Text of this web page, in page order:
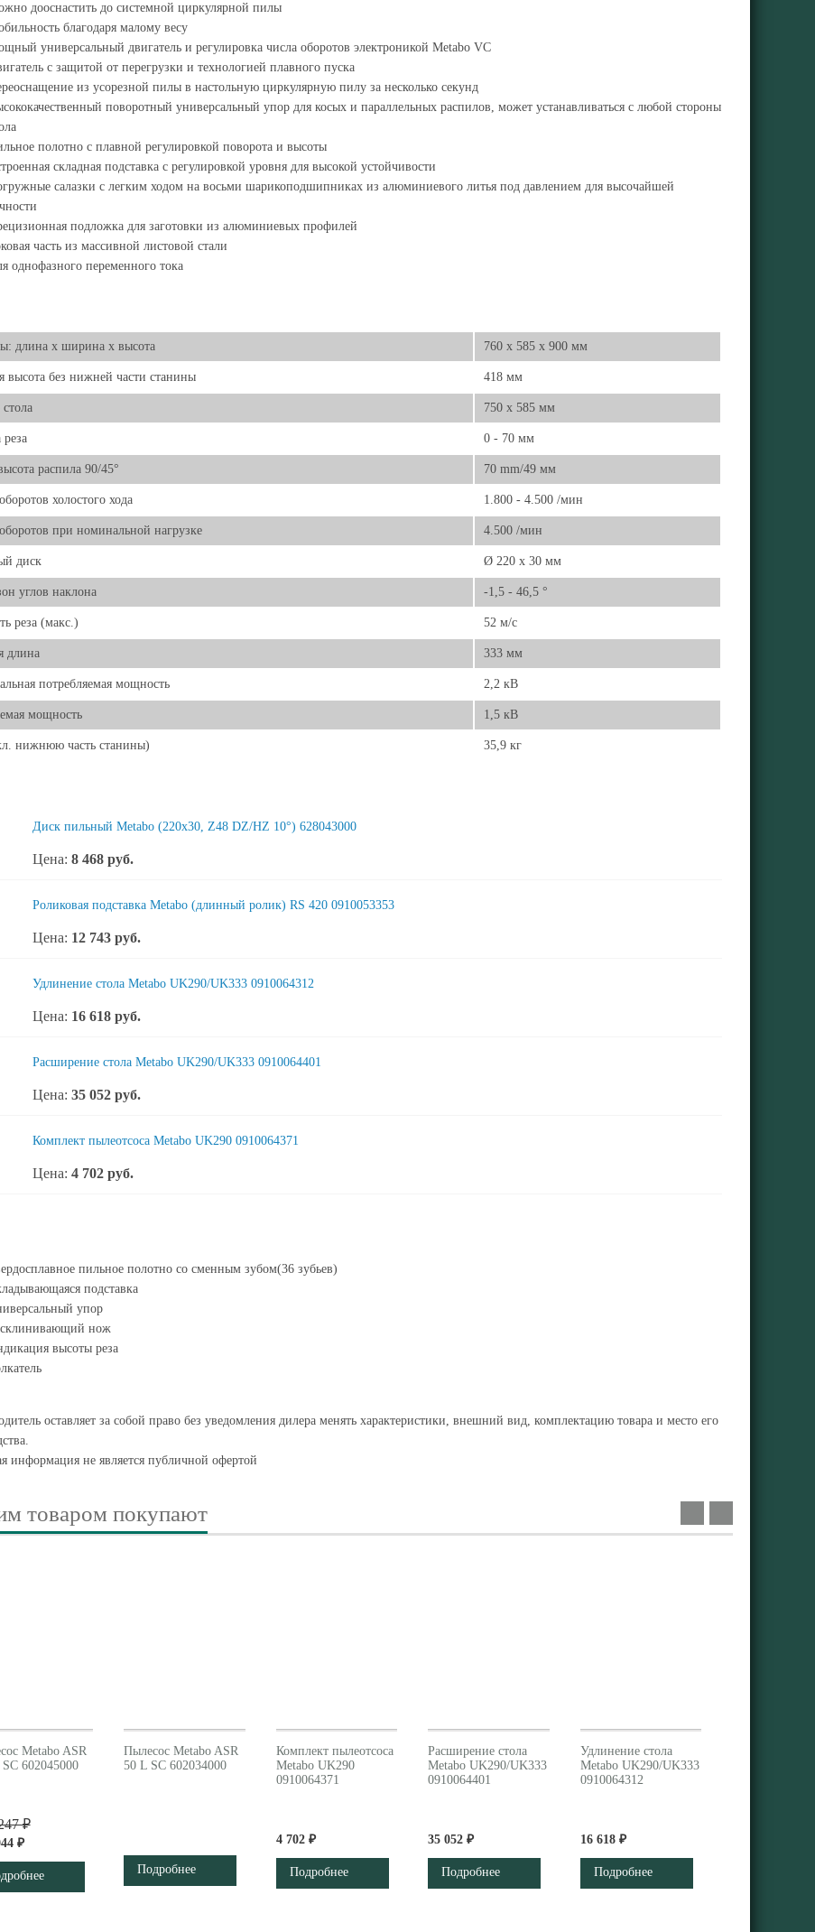
дооснастить до системной циркулярной пилы
благодаря малому весу
универсальный двигатель и регулировка числа оборотов электроникой Metabo VC
с защитой от перегрузки и технологией плавного пуска
из усорезной пилы в настольную циркулярную пилу за несколько секунд
поворотный универсальный упор для косых и параллельных распилов, может устанавливаться с любой стороны
полотно с плавной регулировкой поворота и высоты
складная подставка с регулировкой уровня для высокой устойчивости
салазки с легким ходом на восьми шарикоподшипниках из алюминиевого литья под давлением для высочайшей
подложка для заготовки из алюминиевых профилей
часть из массивной листовой стали
однофазного переменного тока
длина х ширина х высота 760 x 585 x 900 мм
высота без нижней части станины 418 мм
750 x 585 мм
0 - 70 мм
распила 90/45° 70 mm/49 мм
холостого хода 1.800 - 4.500 /мин
при номинальной нагрузке 4.500 /мин
диск Ø 220 x 30 мм
углов наклона -1,5 - 46,5 °
реза (макс.) 52 м/с
длина 333 мм
потребляемая мощность 2,2 кВ
мощность 1,5 кВ
нижнюю часть станины) 35,9 кг
Диск пильный Metabo (220x30, Z48 DZ/HZ 10°) 628043000
Цена: 8 468 руб.
Роликовая подставка Metabo (длинный ролик) RS 420 0910053353
Цена: 12 743 руб.
Удлинение стола Metabo UK290/UK333 0910064312
Цена: 16 618 руб.
Расширение стола Metabo UK290/UK333 0910064401
Цена: 35 052 руб.
Комплект пылеотсоса Metabo UK290 0910064371
Цена: 4 702 руб.
пильное полотно со сменным зубом(36 зубьев)
подставка
упор
нож
высоты реза
оставляет за собой право без уведомления дилера менять характеристики, внешний вид, комплектацию товара и место его
информация не является публичной офертой
товаром покупают
Metabo ASR
602045000
₽
₽
Пылесос Metabo ASR
50 L SC 602034000
Подробнее
Комплект пылеотсоса
Metabo UK290
0910064371
4 702 ₽
Подробнее
Расширение стола
Metabo UK290/UK333
0910064401
35 052 ₽
Подробнее
Удлинение стола
Metabo UK290/UK333
0910064312
16 618 ₽
Подробнее